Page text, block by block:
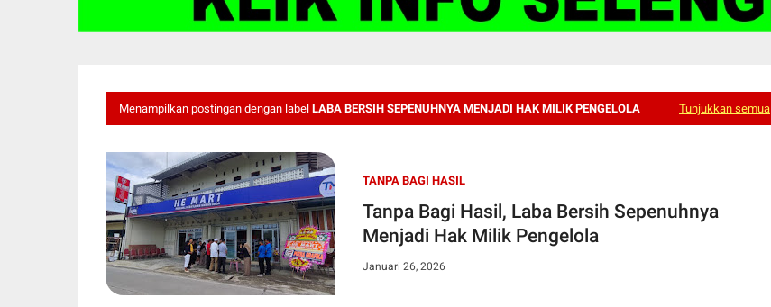
Menampilkan postingan dengan label LABA BERSIH SEPENUHNYA MENJADI HAK MILIK PENGELOLA Tunjukkan semua
TANPA BAGI HASIL
Tanpa Bagi Hasil, Laba Bersih Sepenuhnya
Menjadi Hak Milik Pengelola
Januari 26, 2026